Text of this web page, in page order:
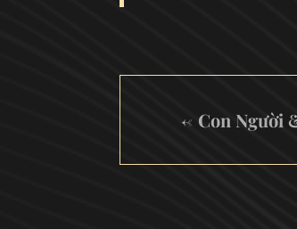
← Con Người